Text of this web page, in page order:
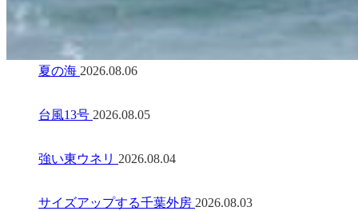
夏の海 2026.08.06
台風13号 2026.08.05
強い東ウネリ 2026.08.04
サイズアップする千葉外房 2026.08.03